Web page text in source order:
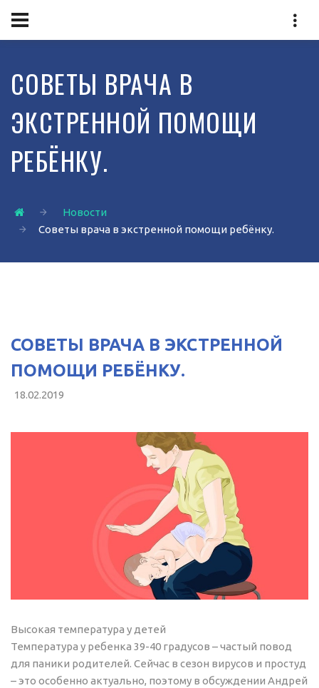
СОВЕТЫ ВРАЧА В
ЭКСТРЕННОЙ ПОМОЩИ
РЕБЁНКУ.
Новости
Советы врача в экстренной помощи ребёнку.
СОВЕТЫ ВРАЧА В ЭКСТРЕННОЙ
ПОМОЩИ РЕБЁНКУ.
18.02.2019
Высокая температура у детей
Температура у ребенка 39-40 градусов – частый повод
для паники родителей. Сейчас в сезон вирусов и простуд
– это особенно актуально, поэтому в обсуждении Андрей